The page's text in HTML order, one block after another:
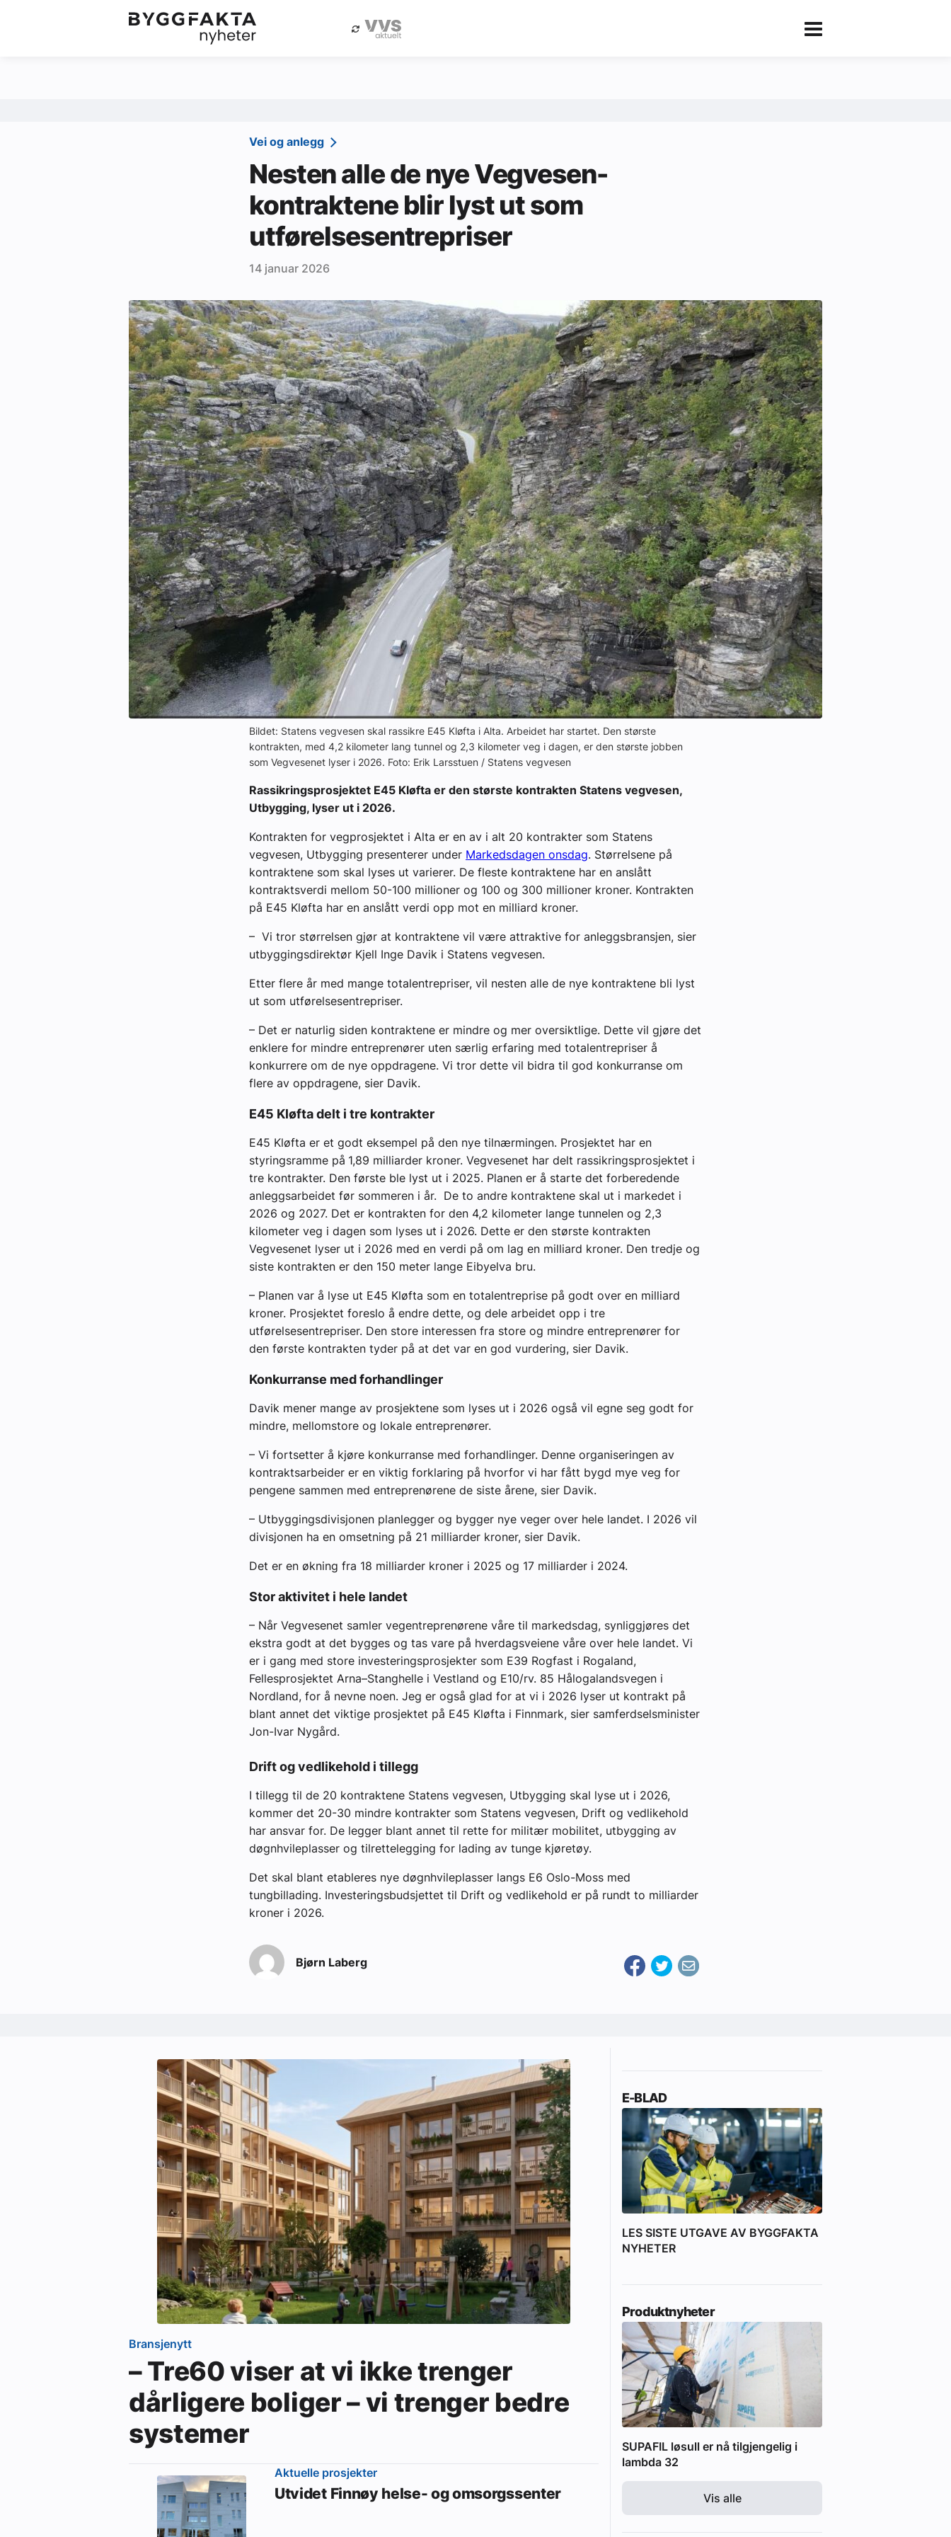
Jobbmarkedet Annonsere i Byggfakta Nyheter
Ledige stillinger
eBlad
Aktivitetskalender
Bransjekommentar
Nyheter
Aktuelle prosjekter
Vei og anlegg
Nesten alle de nye Vegvesen-
kontraktene blir lyst ut som
utførelsesentrepriser
14 januar 2026
Bildet: Statens vegvesen skal rassikre E45 Kløfta i Alta. Arbeidet har startet. Den største
kontrakten, med 4,2 kilometer lang tunnel og 2,3 kilometer veg i dagen, er den største jobben
som Vegvesenet lyser i 2026. Foto: Erik Larsstuen / Statens vegvesen
Rassikringsprosjektet E45 Kløfta er den største kontrakten Statens vegvesen,
Utbygging, lyser ut i 2026.
Kontrakten for vegprosjektet i Alta er en av i alt 20 kontrakter som Statens
vegvesen, Utbygging presenterer under Markedsdagen onsdag. Størrelsene på
kontraktene som skal lyses ut varierer. De fleste kontraktene har en anslått
kontraktsverdi mellom 50-100 millioner og 100 og 300 millioner kroner. Kontrakten
på E45 Kløfta har en anslått verdi opp mot en milliard kroner.
– Vi tror størrelsen gjør at kontraktene vil være attraktive for anleggsbransjen, sier
utbyggingsdirektør Kjell Inge Davik i Statens vegvesen.
Etter flere år med mange totalentrepriser, vil nesten alle de nye kontraktene bli lyst
ut som utførelsesentrepriser.
– Det er naturlig siden kontraktene er mindre og mer oversiktlige. Dette vil gjøre det
enklere for mindre entreprenører uten særlig erfaring med totalentrepriser å
konkurrere om de nye oppdragene. Vi tror dette vil bidra til god konkurranse om
flere av oppdragene, sier Davik.
E45 Kløfta delt i tre kontrakter
E45 Kløfta er et godt eksempel på den nye tilnærmingen. Prosjektet har en
styringsramme på 1,89 milliarder kroner. Vegvesenet har delt rassikringsprosjektet i
tre kontrakter. Den første ble lyst ut i 2025. Planen er å starte det forberedende
anleggsarbeidet før sommeren i år. De to andre kontraktene skal ut i markedet i
2026 og 2027. Det er kontrakten for den 4,2 kilometer lange tunnelen og 2,3
kilometer veg i dagen som lyses ut i 2026. Dette er den største kontrakten
Vegvesenet lyser ut i 2026 med en verdi på om lag en milliard kroner. Den tredje og
siste kontrakten er den 150 meter lange Eibyelva bru.
– Planen var å lyse ut E45 Kløfta som en totalentreprise på godt over en milliard
kroner. Prosjektet foreslo å endre dette, og dele arbeidet opp i tre
utførelsesentrepriser. Den store interessen fra store og mindre entreprenører for
den første kontrakten tyder på at det var en god vurdering, sier Davik.
Konkurranse med forhandlinger
Davik mener mange av prosjektene som lyses ut i 2026 også vil egne seg godt for
mindre, mellomstore og lokale entreprenører.
– Vi fortsetter å kjøre konkurranse med forhandlinger. Denne organiseringen av
kontraktsarbeider er en viktig forklaring på hvorfor vi har fått bygd mye veg for
pengene sammen med entreprenørene de siste årene, sier Davik.
– Utbyggingsdivisjonen planlegger og bygger nye veger over hele landet. I 2026 vil
divisjonen ha en omsetning på 21 milliarder kroner, sier Davik.
Det er en økning fra 18 milliarder kroner i 2025 og 17 milliarder i 2024.
Stor aktivitet i hele landet
– Når Vegvesenet samler vegentreprenørene våre til markedsdag, synliggjøres det
ekstra godt at det bygges og tas vare på hverdagsveiene våre over hele landet. Vi
er i gang med store investeringsprosjekter som E39 Rogfast i Rogaland,
Fellesprosjektet Arna–Stanghelle i Vestland og E10/rv. 85 Hålogalandsvegen i
Nordland, for å nevne noen. Jeg er også glad for at vi i 2026 lyser ut kontrakt på
blant annet det viktige prosjektet på E45 Kløfta i Finnmark, sier samferdselsminister
Jon-Ivar Nygård.
Drift og vedlikehold i tillegg
I tillegg til de 20 kontraktene Statens vegvesen, Utbygging skal lyse ut i 2026,
kommer det 20-30 mindre kontrakter som Statens vegvesen, Drift og vedlikehold
har ansvar for. De legger blant annet til rette for militær mobilitet, utbygging av
døgnhvileplasser og tilrettelegging for lading av tunge kjøretøy.
Det skal blant etableres nye døgnhvileplasser langs E6 Oslo-Moss med
tungbillading. Investeringsbudsjettet til Drift og vedlikehold er på rundt to milliarder
kroner i 2026.
Bjørn Laberg
Bransjenytt
– Tre60 viser at vi ikke trenger
dårligere boliger – vi trenger bedre
systemer
Aktuelle prosjekter
Utvidet Finnøy helse- og omsorgssenter
E-BLAD
LES SISTE UTGAVE AV BYGGFAKTA
NYHETER
Produktnyheter
SUPAFIL løsull er nå tilgjengelig i
lambda 32
Vis alle